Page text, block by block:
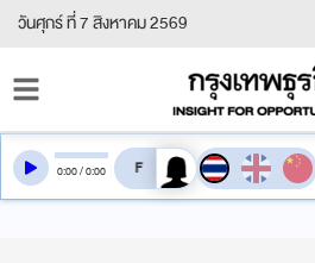
วันศุกร์ ที่ 7 สิงหาคม 2569
0:00/0:00 สลับเสียงอ่าน